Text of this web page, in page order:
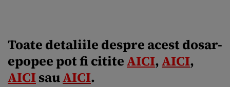
Toate detaliile despre acest dosar-
epopee pot fi cititeAICI,AICI,
AICIsauAICI.